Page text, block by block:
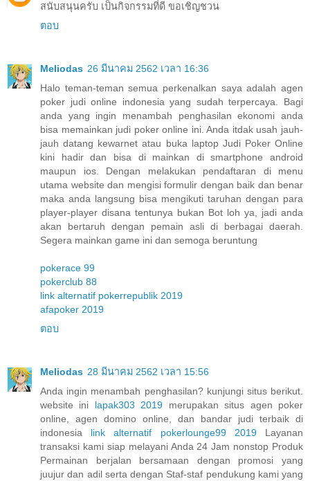
สนับสนุนครับ เป็นกิจกรรมที่ดี ขอเชิญชวน
ตอบ
Meliodas 26 มีนาคม 2562 เวลา 16:36
Halo teman-teman semua perkenalkan saya adalah agen
poker judi online indonesia yang sudah terpercaya. Bagi
anda yang ingin menambah penghasilan ekonomi anda
bisa memainkan judi poker online ini. Anda itdak usah jauh-
jauh datang kewarnet atau buka laptop Judi Poker Online
kini hadir dan bisa di mainkan di smartphone android
maupun ios. Dengan melakukan pendaftaran di menu
utama website dan mengisi formulir dengan baik dan benar
maka anda langsung bisa mengikuti taruhan dengan para
player-player disana tentunya bukan Bot loh ya, jadi anda
akan bertaruh dengan pemain asli di berbagai daerah.
Segera mainkan game ini dan semoga beruntung
pokerace 99
pokerclub 88
link alternatif pokerrepublik 2019
afapoker 2019
ตอบ
Meliodas 28 มีนาคม 2562 เวลา 15:56
Anda ingin menambah penghasilan? kunjungi situs berikut.
website ini lapak303 2019 merupakan situs agen poker
online, agen domino online, dan bandar judi terbaik di
indonesia link alternatif pokerlounge99 2019Layanan
transaksi kami siap melayani Anda 24 Jam nonstop Produk
Permainan berjalan bersamaan dengan promosi yang
juujur dan adil serta dengan Staf-staf pendukung kami yang